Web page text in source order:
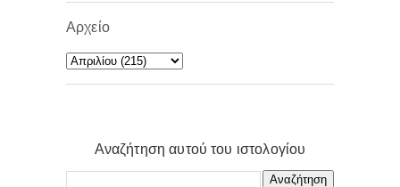
Αρχείο
Αναζήτηση αυτού του ιστολογίου